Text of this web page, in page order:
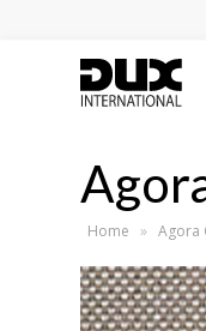
Home » Agora